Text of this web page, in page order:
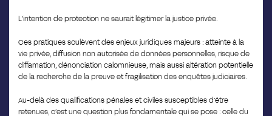
L’intention de protection ne saurait légitimer la justice privée.
Ces pratiques soulèvent des enjeux juridiques majeurs : atteinte à la
vie privée, diffusion non autorisée de données personnelles, risque de
diffamation, dénonciation calomnieuse, mais aussi altération potentielle
de la recherche de la preuve et fragilisation des enquêtes judiciaires.
Au-delà des qualifications pénales et civiles susceptibles d’être
retenues, c’est une question plus fondamentale qui se pose : celle du